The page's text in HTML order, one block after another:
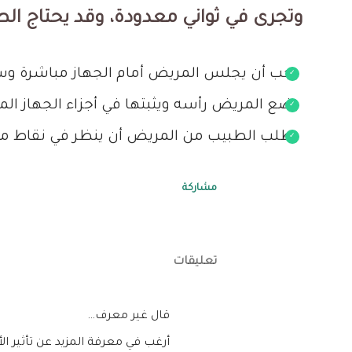
وتجرى في ثواني معدودة، وقد يحتاج
يجب أن يجلس المريض أمام الجهاز مباشرة
يضع المريض رأسه ويثبتها في أجزاء الجهاز
يطلب الطبيب من المريض أن ينظر في نقاط
مشاركة
تعليقات
‏قال غير معرف…
أرغب في معرفة المزيد عن